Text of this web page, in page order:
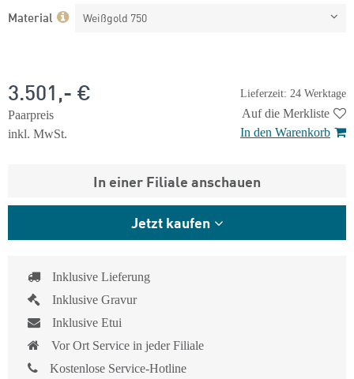
Material Weißgold 750
Lieferzeit: 24 Werktage
3.501,- €
Paarpreis
inkl. MwSt.
Auf die Merkliste
In den Warenkorb
In einer Filiale anschauen
Jetzt kaufen
Inklusive Lieferung
Inklusive Gravur
Inklusive Etui
Vor Ort Service in jeder Filiale
Kostenlose Service-Hotline